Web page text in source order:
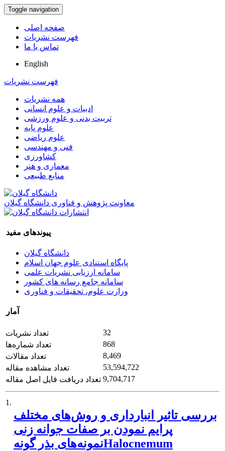
Toggle navigation
صفحه اصلی
فهرست نشریات
تماس با ما
English
فهرست نشریات
همه نشریات
ادبیات و علوم انسانی
تربیت بدنی و علوم ورزشی
علوم پایه
علوم ریاضی
فنی و مهندسی
کشاورزی
معماری و هنر
منابع طبیعی
معاونت پژوهش و فناوری دانشگاه گیلان
پیوندهای مفید
دانشگاه گیلان
پایگاه استنادی علوم جهان اسلام
سامانه ارزیابی نشریات علمی
سامانه جامع رسانه های کشور
وزارت علوم، تحقیقات و فناوری
آمار
تعداد نشریات
32
تعداد شماره‌ها
868
تعداد مقالات
8,469
تعداد مشاهده مقاله
53,594,722
تعداد دریافت فایل اصل مقاله 9,704,717
1.
بررسی تاثیر انبارداری و روش‌های مختلف
پرایم نمودن بر صفات جوانه زنی
نمونه‌های بذر گونهHalocnemum